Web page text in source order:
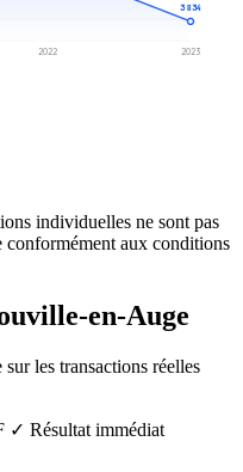
2022
3 834
2023
individuelles ne sont pas
conformément aux conditions
en-Auge
les transactions réelles
✓ Résultat immédiat